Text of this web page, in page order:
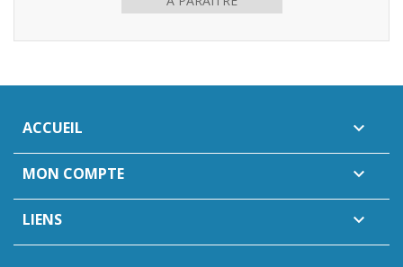
ACCUEIL 
MON COMPTE 
LIENS 